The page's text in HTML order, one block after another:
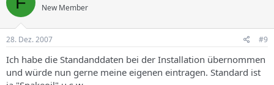
New Member
28. Dez. 2007 #9
Ich habe die Standanddaten bei der Installation übernommen
und würde nun gerne meine eigenen eintragen. Standard ist